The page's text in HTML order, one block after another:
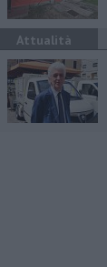
Attualità